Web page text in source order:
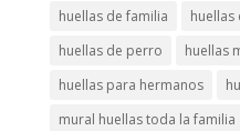
huellas de familia
huellas
huellas de perro
huellas
huellas para hermanos
mural huellas toda la familia